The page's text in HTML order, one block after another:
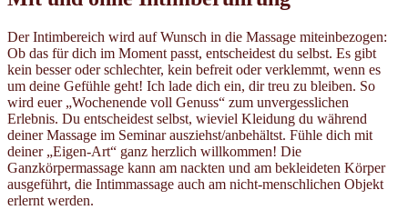
Der Intimbereich wird auf Wunsch in die Massage miteinbezogen:
Ob das für dich im Moment passt, entscheidest du selbst. Es gibt
kein besser oder schlechter, kein befreit oder verklemmt, wenn es
um deine Gefühle geht! Ich lade dich ein, dir treu zu bleiben. So
wird euer „Wochenende voll Genuss“ zum unvergesslichen
Erlebnis. Du entscheidest selbst, wieviel Kleidung du während
deiner Massage im Seminar ausziehst/anbehältst. Fühle dich mit
deiner „Eigen-Art“ ganz herzlich willkommen! Die
Ganzkörpermassage kann am nackten und am bekleideten Körper
ausgeführt, die Intimmassage auch am nicht-menschlichen Objekt
erlernt werden.